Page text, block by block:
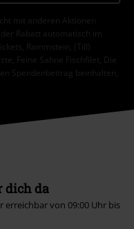
mit anderen Aktionen
Rabatt automatisch im
Rammstein, (Till)
Feine Sahne Fischfilet, Die
Spendenbeitrag beinhalten,
dich da
erreichbar von 09:00 Uhr bis